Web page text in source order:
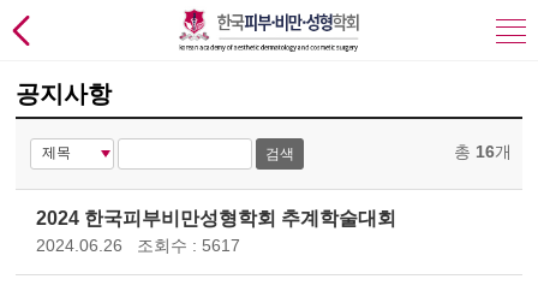
공지사항
검색 총 16개
2024 한국피부비만성형학회 추계학술대회
2024.06.26 조회수 : 5617